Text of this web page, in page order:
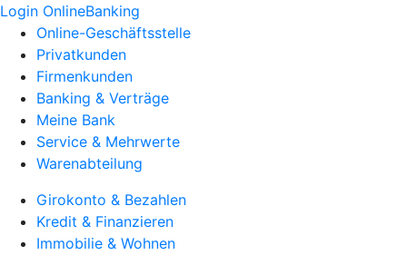
Login OnlineBanking
Online-Geschäftsstelle
Privatkunden
Firmenkunden
Banking & Verträge
Meine Bank
Service & Mehrwerte
Warenabteilung
Girokonto & Bezahlen
Kredit & Finanzieren
Immobilie & Wohnen